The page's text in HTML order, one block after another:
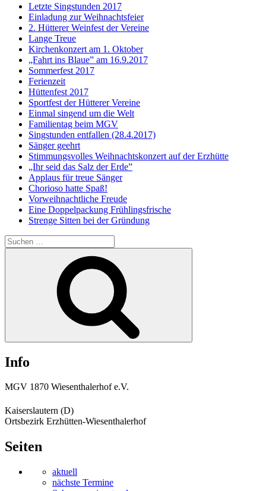
Letzte Singstunden 2017
Einladung zur Weihnachtsfeier
2. Hütterer Weinfest der Vereine
Lange Treue
Kirchenkonzert am 1. Oktober
„Fahrt ins Blaue” am 16.9.2017
Sommerfest 2017
Ferienzeit
Hüttenfest 2017
Sportfest der Hütterer Vereine
Einmal singend um die Welt
Familientag beim MGV
Singstunden entfallen (28.4.2017)
Sänger geehrt
Stimmungsvolles Weihnachtskonzert auf der Erzhütte
„Ihr seid das Salz der Erde”
Applaus für treue Sänger
Chorioso hatte Spaß!
Vorweihnachtliche Freude
Eine Doppelpackung Frühlingsfrische
Strenge Sitten bei der Gründung
Suchen
nach:
Info
MGV 1870 Wiesenthalerhof e.V.
Kaiserslautern (D)
Ortsbezirk Erzhütten-Wiesenthalerhof
Seiten
aktuell
nächste Termine